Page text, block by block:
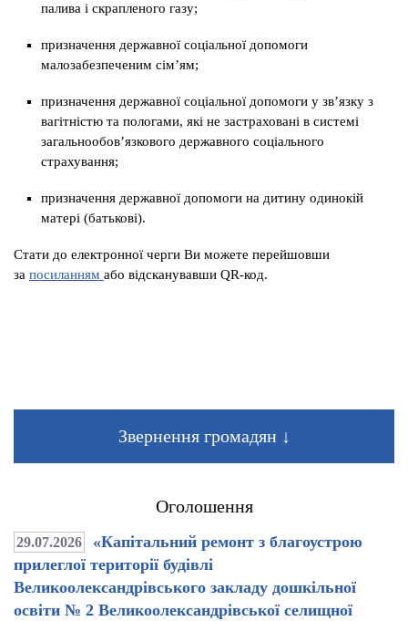
палива і скрапленого газу;
призначення державної соціальної допомоги
малозабезпеченим сім’ям;
призначення державної соціальної допомоги у зв’язку з
вагітністю та пологами, які не застраховані в системі
загальнообов’язкового державного соціального
страхування;
призначення державної допомоги на дитину одинокій
матері (батькові).
Стати до електронної черги Ви можете перейшовши
за посиланням або відсканувавши QR-код.
Звернення громадян ↓
Оголошення
29.07.2026
«Капітальний ремонт з благоустрою
прилеглої території будівлі
Великоолександрівського закладу дошкільної
освіти № 2 Великоолександрівської селищної